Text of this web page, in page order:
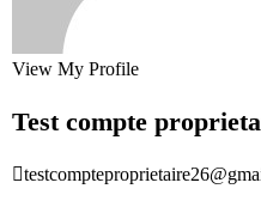
View My Profile
Test compte